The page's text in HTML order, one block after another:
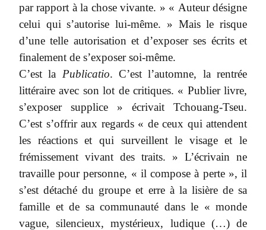
par rapport à la chose vivante. » « Auteur désigne
celui qui s’autorise lui-même. » Mais le risque
d’une telle autorisation et d’exposer ses écrits et
finalement de s’exposer soi-même.
C’est la Publicatio. C’est l’automne, la rentrée
littéraire avec son lot de critiques. « Publier livre,
s’exposer supplice » écrivait Tchouang-Tseu.
C’est s’offrir aux regards « de ceux qui attendent
les réactions et qui surveillent le visage et le
frémissement vivant des traits. » L’écrivain ne
travaille pour personne, « il compose à perte », il
s’est détaché du groupe et erre à la lisière de sa
famille et de sa communauté dans le « monde
vague, silencieux, mystérieux, ludique (…) de